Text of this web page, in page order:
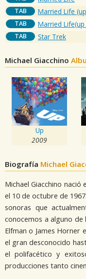
TAB Married Life
TAB Married
TAB Star Trek
Michael Giacchino
Up
2009
Biografía Michael
Michael Giacchino nació
el 10 de octubre de
sonoras que
conocemos a alguno de
Elfman o James Horner
el gran desconocido
el polifacético y
producciones tanto